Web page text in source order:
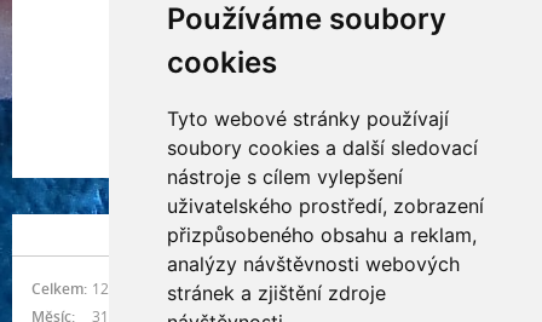
Používáme soubory
cookies
Tyto webové stránky používají
soubory cookies a další sledovací
nástroje s cílem vylepšení
uživatelského prostředí, zobrazení
přizpůsobeného obsahu a reklam,
analýzy návštěvnosti webových
stránek a zjištění zdroje
Indianna Ryve
Nostra, CZ
NÁVŠTĚVNOST
Celkem: 1215344
Měsíc:
31483